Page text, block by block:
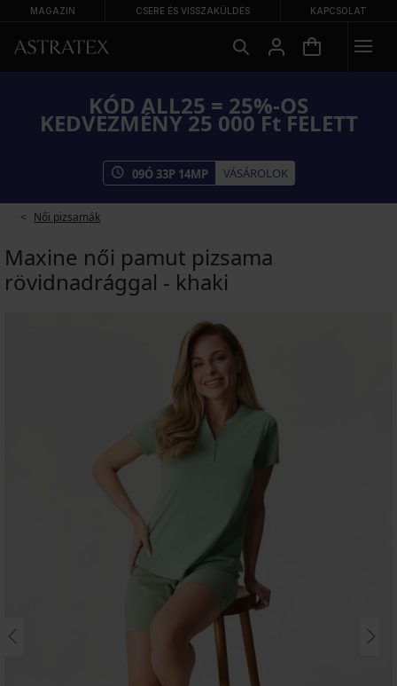
MAGAZIN CSERE ÉS VISSZAKÜLDÉS KAPCSOLAT
KÓD ALL25 = 25%-OS
KEDVEZMÉNY 25 000 Ft FELETT
09Ó33P 14MP VÁSÁROLOK
Női pizsamák
Maxine női pamut pizsama
rövidnadrággal - khaki